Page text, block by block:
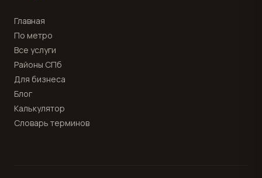
Главная
По метро
Все услуги
Районы СПб
Для бизнеса
Блог
Калькулятор
Словарь терминов